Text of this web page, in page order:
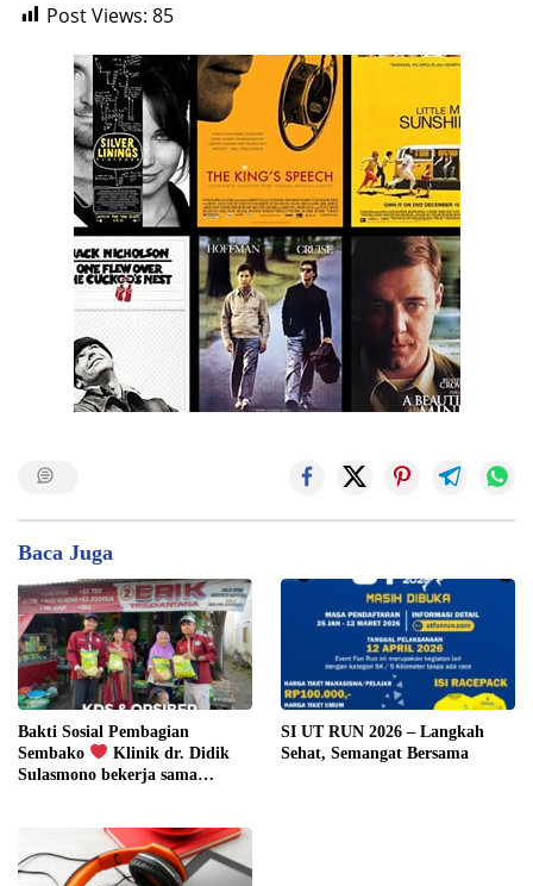
Post Views: 85
Baca Juga
Bakti Sosial Pembagian
Sembako
Klinik dr. Didik
Sulasmono bekerja sama
SI UT RUN 2026 – Langkah
Sehat, Semangat Bersama